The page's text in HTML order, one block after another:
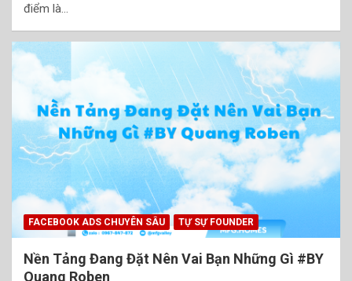
điểm là…
FACEBOOK ADS CHUYÊN SÂU TỰ SỰ FOUNDER
Nền Tảng Đang Đặt Nên Vai Bạn Những Gì #BY
Quang Roben